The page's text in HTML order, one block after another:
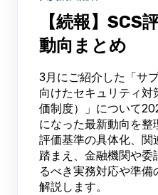
【続報】SCS
動向まとめ
3月にご紹介した「サ
向けたセキュリティ
価制度）」について
になった最新動向を整
評価基準の具体化、関
踏まえ、金融機関や委
るべき実務対応や準備
解説します。